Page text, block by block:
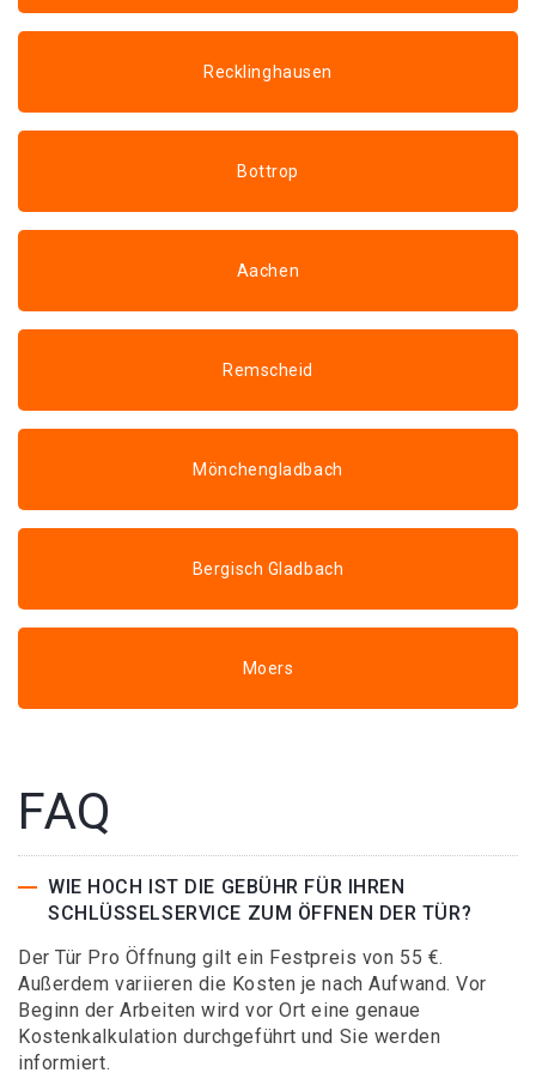
Recklinghausen
Bottrop
Aachen
Remscheid
Mönchengladbach
Bergisch Gladbach
Moers
FAQ
WIE HOCH IST DIE GEBÜHR FÜR IHREN
SCHLÜSSELSERVICE ZUM ÖFFNEN DER TÜR?
Der Tür Pro Öffnung gilt ein Festpreis von 55 €.
Außerdem variieren die Kosten je nach Aufwand. Vor
Beginn der Arbeiten wird vor Ort eine genaue
Kostenkalkulation durchgeführt und Sie werden
informiert.